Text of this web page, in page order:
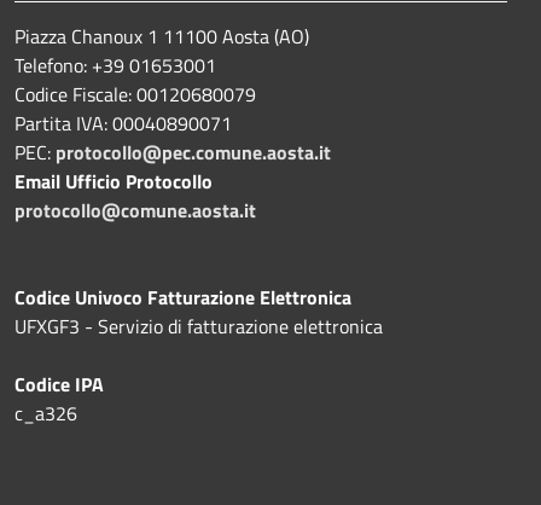
Piazza Chanoux 1 11100 Aosta (AO)
Telefono: +39 01653001
Codice Fiscale: 00120680079
Partita IVA: 00040890071
PEC: protocollo@pec.comune.aosta.it
Email Ufficio Protocollo
protocollo@comune.aosta.it
Codice Univoco Fatturazione Elettronica
UFXGF3 - Servizio di fatturazione elettronica
Codice IPA
c_a326